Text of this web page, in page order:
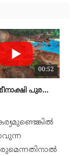
00:52
വയനാട് മീനാക്ഷി പുരത്തിന് സമീപം തുരങ്കപാതയുടെ നിര്‍മ്മാണ മേഖലയില്‍ മണ്ണിടിച്ചിൽ ആകാശദൃശ്യം